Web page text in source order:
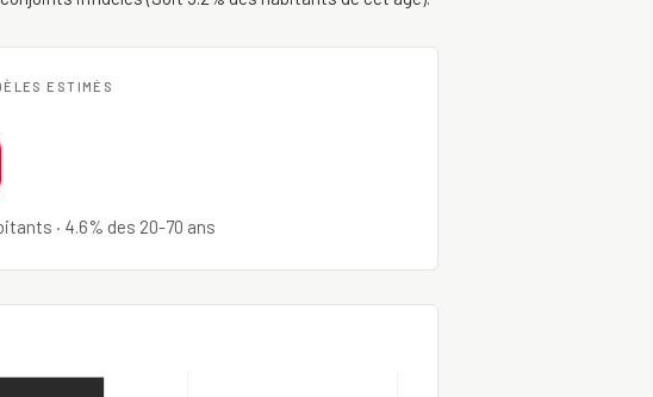
ESTIMÉS
· 4.6% des 20-70 ans